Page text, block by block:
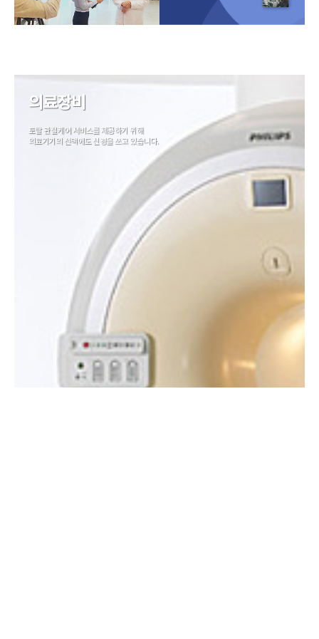
의료장비
토탈 관절케어 서비스를 제공하기 위해
의료기기의 선택에도 신경을 쓰고 있습니다.